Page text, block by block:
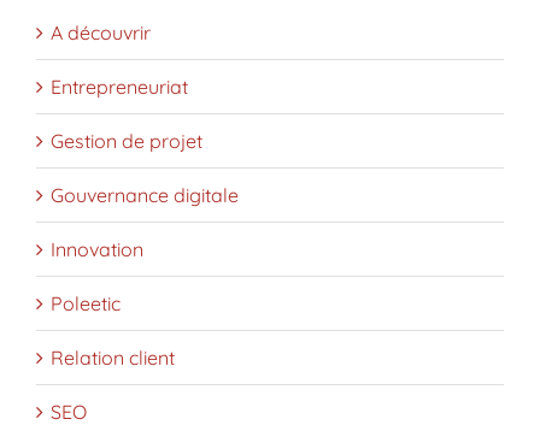
A découvrir
Entrepreneuriat
Gestion de projet
Gouvernance digitale
Innovation
Poleetic
Relation client
SEO